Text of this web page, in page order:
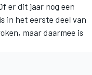
er dit jaar nog een
in het eerste deel van
, maar daarmee is